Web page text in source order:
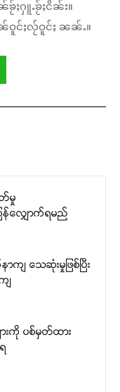
ၶႂ်ႈႁူႉၶႂ်ႈငိၼ်း။
ဝူင်ႈလႂ်ဝူင်ႈ ၼၼ်ႉ။
မှု
န်လျှောက်ရမည်
ကျ သေဆုံးမှုဖြစ်ပြီး
ျ
ားကို ပစ်မှတ်ထား